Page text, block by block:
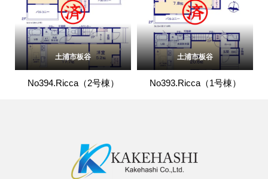
土浦市板谷
No394.Ricca（2号棟）
土浦市板谷
No393.Ricca（1号棟）